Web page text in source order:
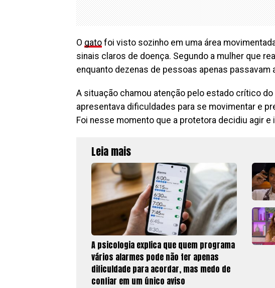
O gato foi visto sozinho em uma área
sinais claros de doença. Segundo a mulher que
enquanto dezenas de pessoas apenas passavam
A situação chamou atenção pelo estado crítico
apresentava dificuldades para se movimentar e
Foi nesse momento que a protetora decidiu agir e
Leia mais
A psicologia explica que quem programa
vários alarmes pode não ter apenas
dificuldade para acordar, mas medo de
confiar em um único aviso